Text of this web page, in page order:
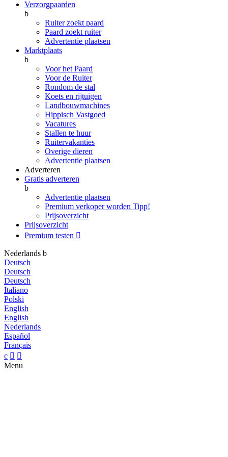
Verzorgpaarden
b
Ruiter zoekt paard
Paard zoekt ruiter
Advertentie plaatsen
Marktplaats
b
Voor het Paard
Voor de Ruiter
Rondom de stal
Koets en rijtuigen
Landbouwmachines
Hippisch Vastgoed
Vacatures
Stallen te huur
Ruitervakanties
Overige dieren
Advertentie plaatsen
Adverteren
Gratis adverteren
b
Advertentie plaatsen
Premium verkoper worden Tipp!
Prijsoverzicht
Prijsoverzicht
Premium testen 
Nederlands b
Deutsch
Deutsch
Deutsch
Italiano
Polski
English
English
Nederlands
Español
Français
c  
Menu